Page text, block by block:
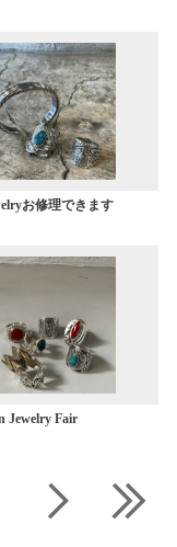
お修理できます
Jewelry Fair